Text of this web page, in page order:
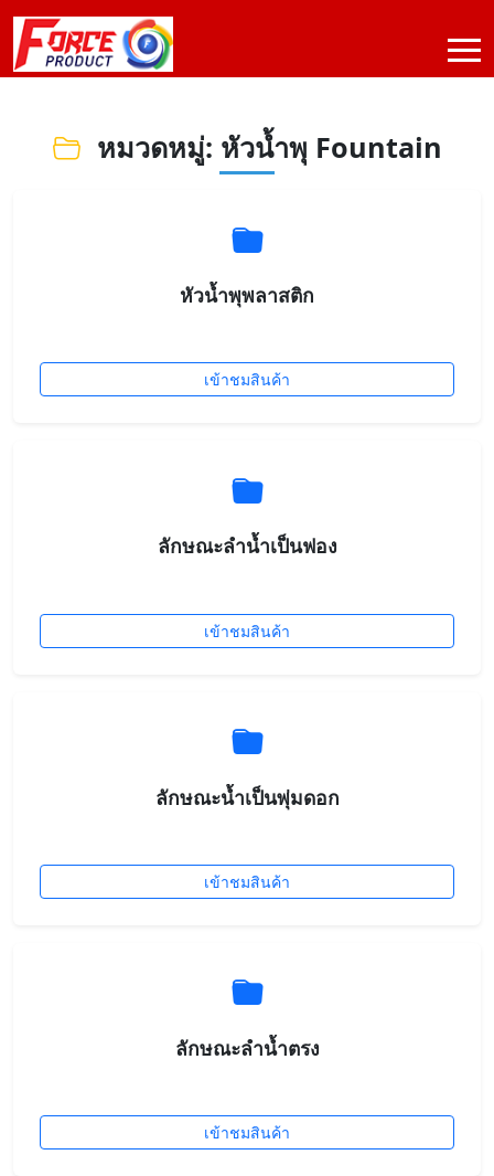
หมวดหมู่: หัวน้ำพุ Fountain
หัวน้ำพุพลาสติก
เข้าชมสินค้า
ลักษณะลำน้ำเป็นฟอง
เข้าชมสินค้า
ลักษณะน้ำเป็นพุ่มดอก
เข้าชมสินค้า
ลักษณะลำน้ำตรง
เข้าชมสินค้า